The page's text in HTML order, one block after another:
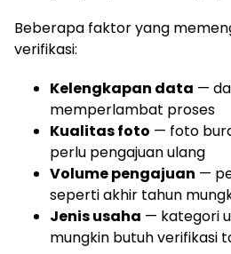
Beberapa faktor yang
verifikasi:
Kelengkapan data —
memperlambat proses
Kualitas foto — foto
perlu pengajuan ulang
Volume pengajuan —
seperti akhir tahun
Jenis usaha — kategori
mungkin butuh verifikasi